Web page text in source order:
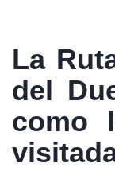
La
del
como